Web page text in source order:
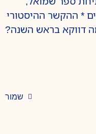
* ההקשר ההיסטורי
דווקא בראש השנה?
שמור